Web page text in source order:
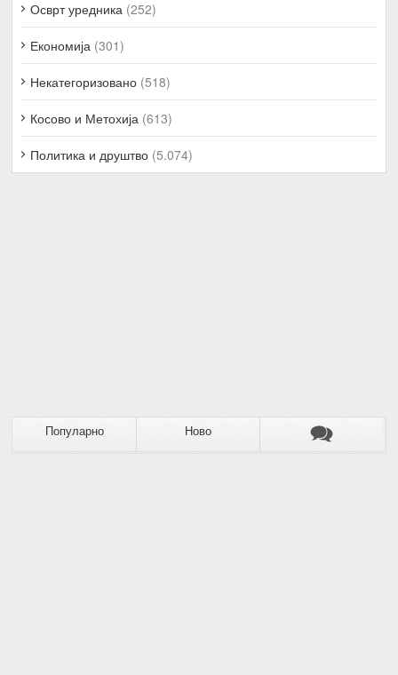
Осврт уредника (252)
Економија (301)
Некатегоризовано (518)
Косово и Метохија (613)
Политика и друштво (5.074)
Популарно Ново